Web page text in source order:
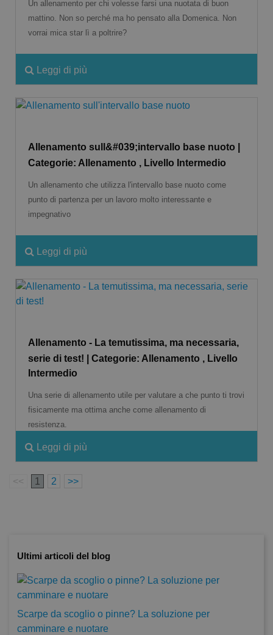
Un allenamento per chi volesse farsi una nuotata di buon
mattino. Non so perché ma ho pensato alla Domenica. Non
vorrai mica star lì a poltrire?
Leggi di più
Allenamento sull&#039;intervallo base nuoto |
Categorie: Allenamento , Livello Intermedio
Un allenamento che utilizza l'intervallo base nuoto come
punto di partenza per un lavoro molto interessante e
impegnativo
Leggi di più
Allenamento - La temutissima, ma necessaria,
serie di test! | Categorie: Allenamento , Livello
Intermedio
Una serie di allenamento utile per valutare a che punto ti trovi
fisicamente ma ottima anche come allenamento di
resistenza.
Leggi di più
<< 1 2 >>
Ultimi articoli del blog
Scarpe da scoglio o pinne? La soluzione per
camminare e nuotare